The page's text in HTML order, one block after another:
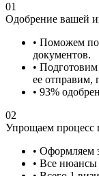
01
Одобрение вашей
• Поможем
документов.
•
ее отправим,
• 93%
02
Упрощаем процесс
• Оформляем
• Все нюансы